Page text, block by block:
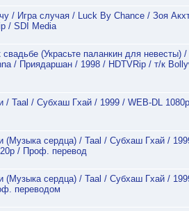
/ Игра случая / Luck By Chance / Зоя
/ SDI Media
свадьбе (Украсьте паланкин для невесты)
/ Приядаршан / 1998 / HDTVRip / т/к
/ Taal / Субхаш Гхай / 1999 / WEB-DL
(Музыка сердца) / Taal / Субхаш Гхай /
/ Проф. перевод
(Музыка сердца) / Taal / Субхаш Гхай /
переводом